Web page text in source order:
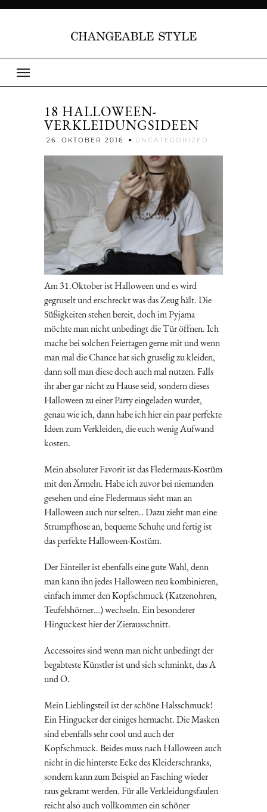
18 HALLOWEEN-
VERKLEIDUNGSIDEEN
26. OKTOBER 2016 UNCATEGORIZED
Am 31.Oktober ist Halloween und es wird
gegruselt und erschreckt was das Zeug hält. Die
Süßigkeiten stehen bereit, doch im Pyjama
möchte man nicht unbedingt die Tür öffnen. Ich
mache bei solchen Feiertagen gerne mit und wenn
man mal die Chance hat sich gruselig zu kleiden,
dann soll man diese doch auch mal nutzen. Falls
ihr aber gar nicht zu Hause seid, sondern dieses
Halloween zu einer Party eingeladen wurdet,
genau wie ich, dann habe ich hier ein paar perfekte
Ideen zum Verkleiden, die euch wenig Aufwand
kosten.
Mein absoluter Favorit ist das Fledermaus-Kostüm
mit den Ärmeln. Habe ich zuvor bei niemanden
gesehen und eine Fledermaus sieht man an
Halloween auch nur selten.. Dazu zieht man eine
Strumpfhose an, bequeme Schuhe und fertig ist
das perfekte Halloween-Kostüm.
Der Einteiler ist ebenfalls eine gute Wahl, denn
man kann ihn jedes Halloween neu kombinieren,
einfach immer den Kopfschmuck (Katzenohren,
Teufelshörner…) wechseln. Ein besonderer
Hinguckest hier der Zierausschnitt.
Accessoires sind wenn man nicht unbedingt der
begabteste Künstler ist und sich schminkt, das A
und O.
Mein Lieblingsteil ist der schöne Halsschmuck!
Ein Hingucker der einiges hermacht. Die Masken
sind ebenfalls sehr cool und auch der
Kopfschmuck. Beides muss nach Halloween auch
nicht in die hinterste Ecke des Kleiderschranks,
sondern kann zum Beispiel an Fasching wieder
raus gekramt werden. Für alle Verkleidungsfaulen
reicht also auch vollkommen ein schöner